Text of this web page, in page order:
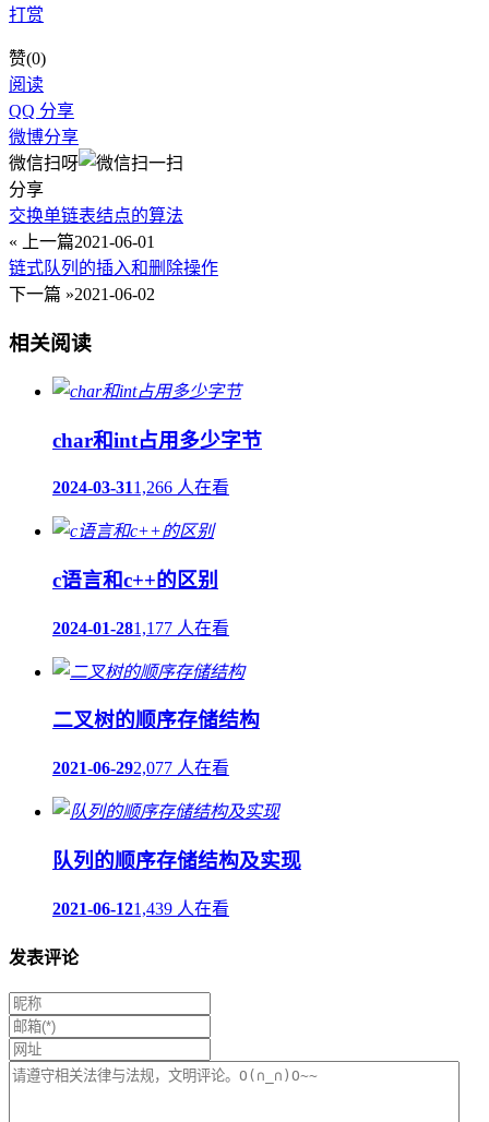
打赏
赞(0)
阅读
QQ 分享
微博分享
微信扫呀
分享
交换单链表结点的算法
« 上一篇2021-06-01
链式队列的插入和删除操作
下一篇 »2021-06-02
相关阅读
char和int占用多少字节
2024-03-311,266 人在看
c语言和c++的区别
2024-01-281,177 人在看
二叉树的顺序存储结构
2021-06-292,077 人在看
队列的顺序存储结构及实现
2021-06-121,439 人在看
发表评论